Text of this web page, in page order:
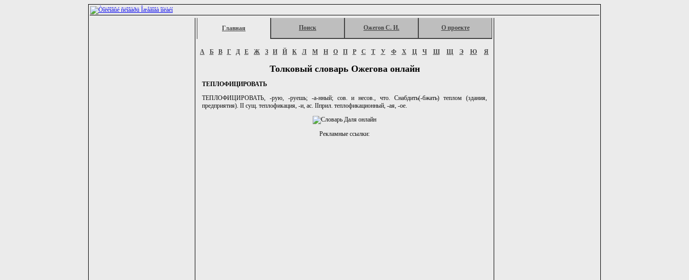
Главная Поиск Ожегов С. И. О проекте
А Б В Г Д Е Ж З И Й К Л М Н О П Р С Т У Ф Х Ц Ч Ш Щ Э Ю Я
Толковый словарь Ожегова онлайн
ТЕПЛОФИЦИРОВАТЬ
ТЕПЛОФИЦИРОВАТЬ, -рую, -руешь; -а-нный; сов. и несов., что. Снабдить(-бжать) теплом (здания,
предприятия). II сущ. теплофикация, -и, ас. IIприл. теплофикационный, -ая, -ое.
Рекламные ссылки: